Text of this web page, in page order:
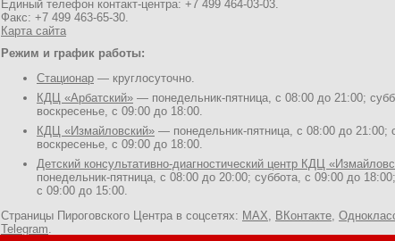
Единый телефон контакт-центра: +7 499 464-03-03.
Факс: +7 499 463-65-30.
Карта сайта
Режим и график работы:
Стационар — круглосуточно.
КДЦ «Арбатский» — понедельник-пятница, с 08:00 до 21:00;
воскресенье, с 09:00 до 18:00.
КДЦ «Измайловский» — понедельник-пятница, с 08:00 до 21:00;
воскресенье, с 09:00 до 18:00.
Детский консультативно-диагностический центр КДЦ
понедельник-пятница, с 08:00 до 20:00; суббота, с 09:00 до
с 09:00 до 15:00.
Страницы Пироговского Центра в соцсетях: MAX ВКонтакте
Telegram